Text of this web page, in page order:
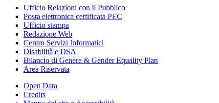
Ufficio Relazioni con il Pubblico
Posta elettronica certificata PEC
Ufficio stampa
Redazione Web
Centro Servizi Informatici
Disabilità e DSA
Bilancio di Genere & Gender Equality Plan
Area Riservata
Open Data
Credits